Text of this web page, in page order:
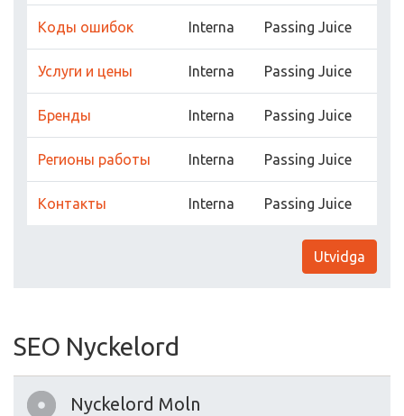
Коды ошибок Interna Passing Juice
Услуги и цены Interna Passing Juice
Бренды Interna Passing Juice
Регионы работы Interna Passing Juice
Контакты Interna Passing Juice
Utvidga
SEO Nyckelord
Nyckelord Moln